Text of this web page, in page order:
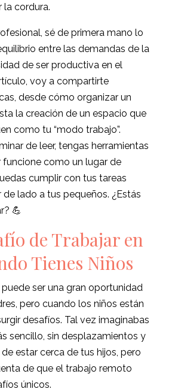
la cordura.
sé de primera mano lo
entre las demandas de la
de ser productiva en el
voy a compartirte
desde cómo organizar un
la creación de un espacio que
como tu “modo trabajo”.
de leer, tengas herramientas
funcione como un lugar de
cumplir con tus tareas
de lado a tus pequeños. ¿Estás
💪
de Trabajar en
Tienes Niños
ser una gran oportunidad
pero cuando los niños están
desafíos. Tal vez imaginabas
sencillo, sin desplazamientos y
estar cerca de tus hijos, pero
de que el trabajo remoto
únicos.